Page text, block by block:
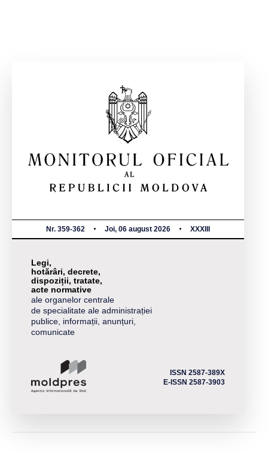
Nr. 359-362 Joi, 06 august 2026 XXXIII
Legi,
hotărâri, decrete,
dispoziții, tratate,
acte normative
ale organelor centrale
de specialitate ale administrației
publice, informații, anunțuri,
comunicate
ISSN 2587-389X
E-ISSN 2587-3903